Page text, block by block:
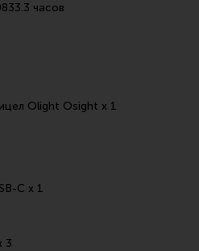
часов
Olight Osight x 1
C x 1
3